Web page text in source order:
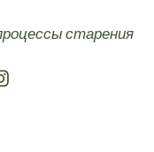
старения